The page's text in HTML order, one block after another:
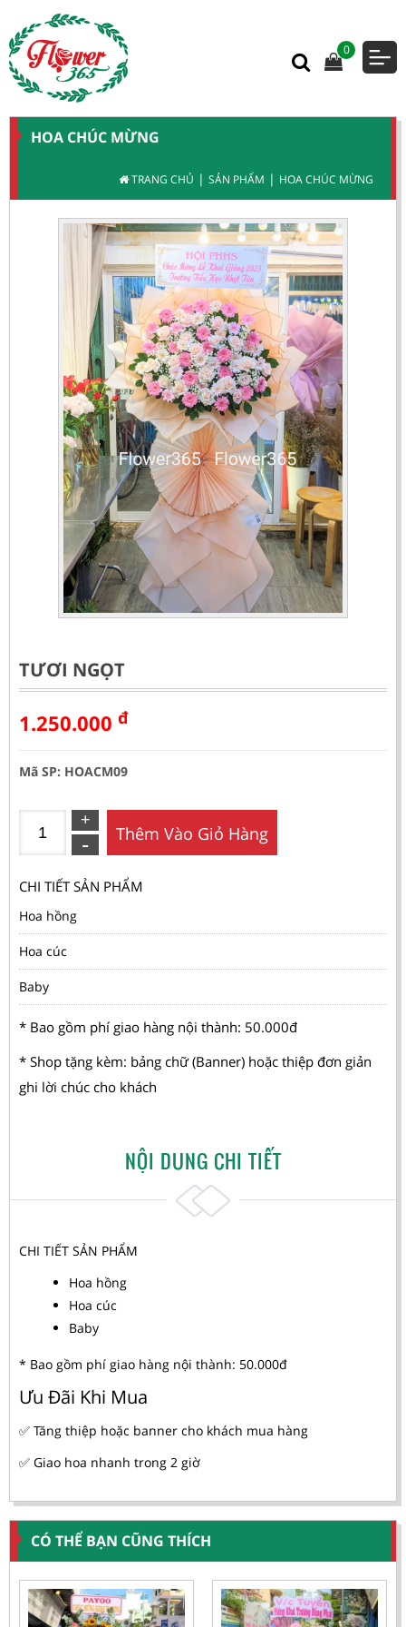
0
HOA CHÚC MỪNG
TRANG CHỦ | SẢN PHẨM | HOA CHÚC MỪNG
TƯƠI NGỌT
1.250.000 đ
Mã SP: HOACM09
Thêm Vào Giỏ Hàng
CHI TIẾT SẢN PHẨM
Hoa hồng
Hoa cúc
Baby
* Bao gồm phí giao hàng nội thành: 50.000đ
* Shop tặng kèm: bảng chữ (Banner) hoặc thiệp đơn giản
ghi lời chúc cho khách
NỘI DUNG CHI TIẾT
CHI TIẾT SẢN PHẨM
Hoa hồng
Hoa cúc
Baby
* Bao gồm phí giao hàng nội thành: 50.000đ
Ưu Đãi Khi Mua
✅ Tăng thiệp hoặc banner cho khách mua hàng
✅ Giao hoa nhanh trong 2 giờ
CÓ THỂ BẠN CŨNG THÍCH